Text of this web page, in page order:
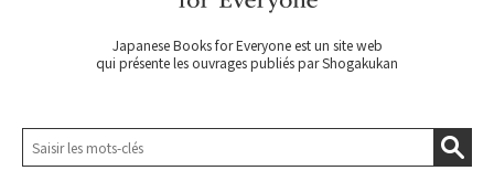
Japanese Books for Everyone est un site web
qui présente les ouvrages publiés par Shogakukan